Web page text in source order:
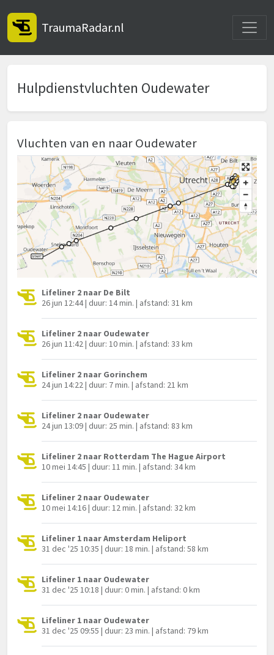
TraumaRadar.nl
Hulpdienstvluchten Oudewater
Vluchten van en naar Oudewater
Lifeliner 2 naar De Bilt
26 jun 12:44 | duur: 14 min. | afstand: 31 km
Lifeliner 2 naar Oudewater
26 jun 11:42 | duur: 10 min. | afstand: 33 km
Lifeliner 2 naar Gorinchem
24 jun 14:22 | duur: 7 min. | afstand: 21 km
Lifeliner 2 naar Oudewater
24 jun 13:09 | duur: 25 min. | afstand: 83 km
Lifeliner 2 naar Rotterdam The Hague Airport
10 mei 14:45 | duur: 11 min. | afstand: 34 km
Lifeliner 2 naar Oudewater
10 mei 14:16 | duur: 12 min. | afstand: 32 km
Lifeliner 1 naar Amsterdam Heliport
31 dec '25 10:35 | duur: 18 min. | afstand: 58 km
Lifeliner 1 naar Oudewater
31 dec '25 10:18 | duur: 0 min. | afstand: 0 km
Lifeliner 1 naar Oudewater
31 dec '25 09:55 | duur: 23 min. | afstand: 79 km